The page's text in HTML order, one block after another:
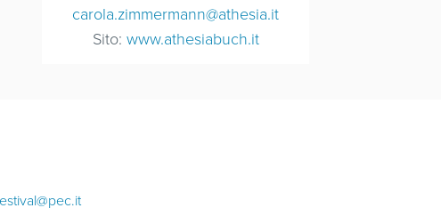
carola.zimmermann@athesia.it
Sito: www.athesiabuch.it